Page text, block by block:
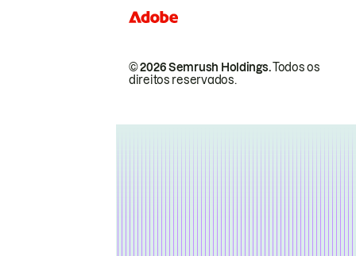
© 2026 Semrush Holdings.Todos os
direitos reservados.